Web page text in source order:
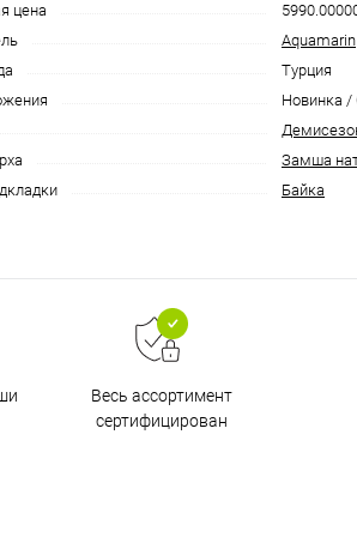
цена
Aquamarin
Турция
Новинка /
Замша
Байка
Весь ассортимент
сертифицирован